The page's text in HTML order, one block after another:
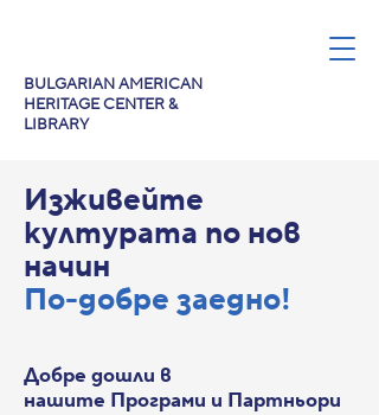
BULGARIAN AMERICAN
HERITAGE CENTER &
LIBRARY
Изживейте
културата по нов
начин
По-добре заедно!
Добре дошли в
нашите Програми и Партньори